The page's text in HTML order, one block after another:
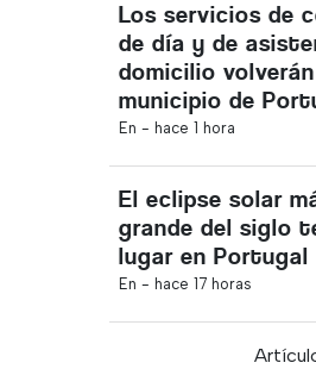
Los servicios de
de día y de
domicilio
municipio de
En - hace 1 hora
El eclipse solar
grande del siglo
lugar en Portugal
En - hace 17 horas